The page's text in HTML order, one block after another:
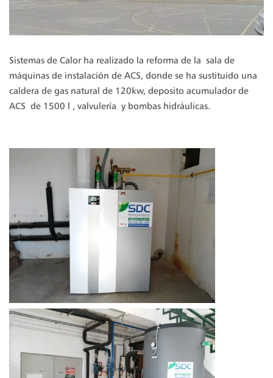
Sistemas de Calor ha realizado la reforma de la sala de
máquinas de instalación de ACS, donde se ha sustituido una
caldera de gas natural de 120kw, deposito acumulador de
ACS de 1500 l , valvulería y bombas hidráulicas.